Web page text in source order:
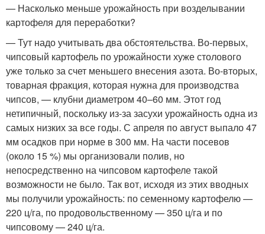
— Насколько меньше урожайность при возделывании
картофеля для переработки?
— Тут надо учитывать два обстоятельства. Во-первых,
чипсовый картофель по урожайности хуже столового
уже только за счет меньшего внесения азота. Во-вторых,
товарная фракция, которая нужна для производства
чипсов, — клубни диаметром 40–60 мм. Этот год
нетипичный, поскольку из-за засухи урожайность одна из
самых низких за все годы. С апреля по август выпало 47
мм осадков при норме в 300 мм. На части посевов
(около 15 %) мы организовали полив, но
непосредственно на чипсовом картофеле такой
возможности не было. Так вот, исходя из этих вводных
мы получили урожайность: по семенному картофелю —
220 ц/га, по продовольственному — 350 ц/га и по
чипсовому — 240 ц/га.